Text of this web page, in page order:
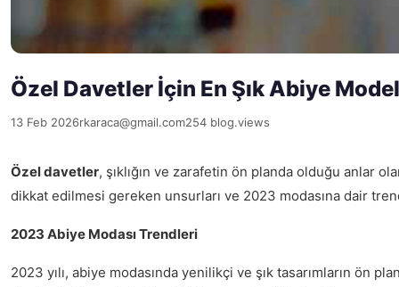
Özel Davetler İçin En Şık Abiye
13 Feb 2026rkaraca@gmail.com254 blog.views
Özel davetler, şıklığın ve zarafetin ön planda olduğu anlar
dikkat edilmesi gereken unsurları ve 2023 modasına dair
2023 Abiye Modası Trendleri
2023 yılı, abiye modasında yenilikçi ve şık tasarımların ön